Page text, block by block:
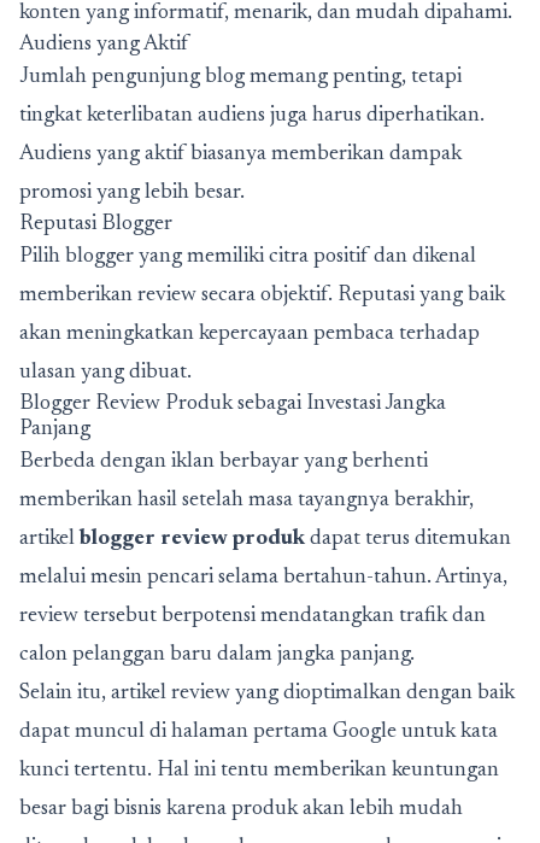
konten yang informatif, menarik, dan mudah dipahami.
Audiens yang Aktif
Jumlah pengunjung blog memang penting, tetapi
tingkat keterlibatan audiens juga harus diperhatikan.
Audiens yang aktif biasanya memberikan dampak
promosi yang lebih besar.
Reputasi Blogger
Pilih blogger yang memiliki citra positif dan dikenal
memberikan review secara objektif. Reputasi yang baik
akan meningkatkan kepercayaan pembaca terhadap
ulasan yang dibuat.
Blogger Review Produk sebagai Investasi Jangka
Panjang
Berbeda dengan iklan berbayar yang berhenti
memberikan hasil setelah masa tayangnya berakhir,
artikel blogger review produk dapat terus ditemukan
melalui mesin pencari selama bertahun-tahun. Artinya,
review tersebut berpotensi mendatangkan trafik dan
calon pelanggan baru dalam jangka panjang.
Selain itu, artikel review yang dioptimalkan dengan baik
dapat muncul di halaman pertama Google untuk kata
kunci tertentu. Hal ini tentu memberikan keuntungan
besar bagi bisnis karena produk akan lebih mudah